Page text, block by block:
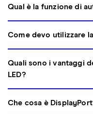
Qual è la funzione di
Come devo utilizzare
Quali sono i vantaggi
LED?
Che cosa è